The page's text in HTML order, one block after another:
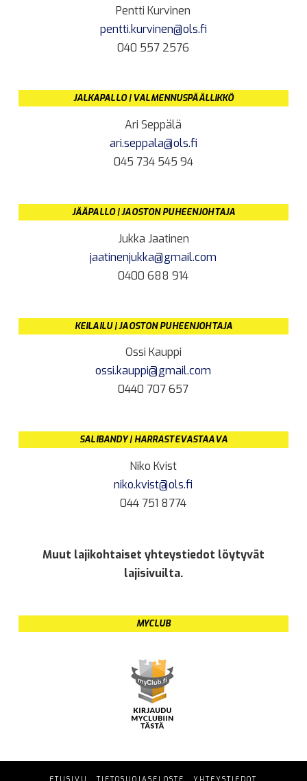
Pentti Kurvinen
pentti.kurvinen@ols.fi
040 557 2576
JALKAPALLO | VALMENNUSPÄÄLLIKKÖ
Ari Seppälä
ari.seppala@ols.fi
045 734 545 94
JÄÄPALLO | JAOSTON PUHEENJOHTAJA
Jukka Jaatinen
jaatinenjukka@gmail.com
0400 688 914
KEILAILU | JAOSTON PUHEENJOHTAJA
Ossi Kauppi
ossi.kauppi@gmail.com
0440 707 657
SALIBANDY | HARRASTEVASTAAVA
Niko Kvist
niko.kvist@ols.fi
044 751 8774
Muut lajikohtaiset yhteystiedot löytyvät
lajisivuilta.
MYCLUB